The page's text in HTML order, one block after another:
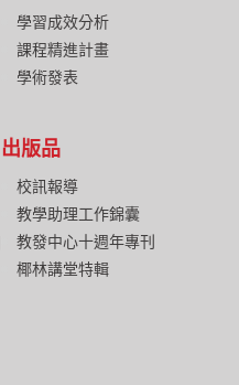
學習成效分析
課程精進計畫
學術發表
出版品
校訊報導
教學助理工作錦囊
教發中心十週年專刊
椰林講堂特輯